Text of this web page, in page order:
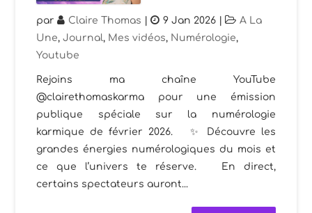
par Claire Thomas | 9 Jan 2026 |
A La
Une,Journal, Mes vidéos, Numérologie,
Youtube
Rejoins ma chaîne YouTube
@clairethomaskarma pour une émission
publique spéciale sur la numérologie
karmique de février 2026. ✨ Découvre les
grandes énergies numérologiques du mois et
ce que l’univers te réserve. En direct,
certains spectateurs auront...